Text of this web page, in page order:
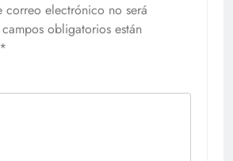
correo electrónico no será
campos obligatorios están
*